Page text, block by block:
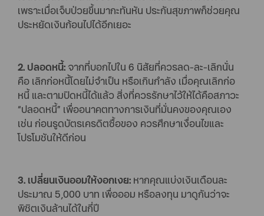
เพราะเมื่อเจ็บป่วยขึ้นมากะทันหัน ประกันสุขภาพก็ช่วยคุณ
ประหยัดเงินก้อนไปได้อีกเยอะ
2. ปลอดหนี้: จากที่บอกไปใน 6 นิสัยที่ควรลด-ละ-เลิกนั่น
คือ เลิกก่อหนี้โดยไม่จำเป็น หรือเกินกำลัง เมื่อคุณเลิกก่อ
หนี้ และตามปิดหนี้ได้แล้ว สิ่งที่ควรรักษาไว้ให้ได้คือสภาวะ
“ปลอดหนี้” เพื่ออนาคตทางการเงินที่มั่นคงของคุณเอง
เช่น ก่อนรูดบัตรเครดิตซื้อของ ควรศึกษาเงื่อนไขและ
โปรโมชันให้ดีก่อน
3. เปลี่ยนเงินออมให้งอกเงย: หากคุณแบ่งเงินเดือนละ
ประมาณ 5,000 บาท เพื่อออม หรือลงทุน มาดูกันว่าจะ
พิชิตเงินล้านได้ในกี่ปี